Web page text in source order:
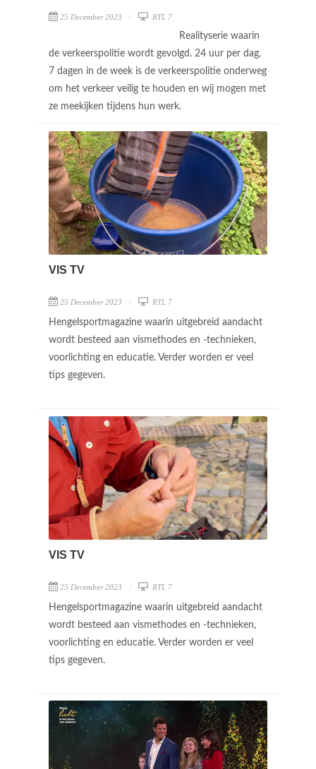
25 December 2023 RTL 7
Realityserie waarin
de verkeerspolitie wordt gevolgd. 24 uur per dag,
7 dagen in de week is de verkeerspolitie onderweg
om het verkeer veilig te houden en wij mogen met
ze meekijken tijdens hun werk.
VIS TV
25 December 2023 RTL 7
Hengelsportmagazine waarin uitgebreid aandacht
wordt besteed aan vismethodes en -technieken,
voorlichting en educatie. Verder worden er veel
tips gegeven.
VIS TV
25 December 2023 RTL 7
Hengelsportmagazine waarin uitgebreid aandacht
wordt besteed aan vismethodes en -technieken,
voorlichting en educatie. Verder worden er veel
tips gegeven.